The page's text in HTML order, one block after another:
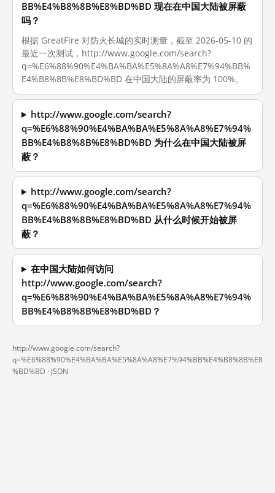
BB%E4%B8%8B%E8%BD%BD 现在在中国大陆被屏蔽
吗？
根据 GreatFire 对防火长城的实时测量，截至 2026-05-10 的
最近一次测试，http://www.google.com/search?
q=%E6%88%90%E4%BA%BA%E5%8A%A8%E7%94%BB%
E4%B8%8B%E8%BD%BD 在中国大陆的屏蔽率为 100%。
http://www.google.com/search?
q=%E6%88%90%E4%BA%BA%E5%8A%A8%E7%94%
BB%E4%B8%8B%E8%BD%BD 为什么在中国大陆被屏
蔽？
http://www.google.com/search?
q=%E6%88%90%E4%BA%BA%E5%8A%A8%E7%94%
BB%E4%B8%8B%E8%BD%BD 从什么时候开始被屏
蔽？
在中国大陆如何访问
http://www.google.com/search?
q=%E6%88%90%E4%BA%BA%E5%8A%A8%E7%94%
BB%E4%B8%8B%E8%BD%BD？
http://www.google.com/search?
q=%E6%88%90%E4%BA%BA%E5%8A%A8%E7%94%BB%E4%B8%8B%E8
%BD%BD · JSON